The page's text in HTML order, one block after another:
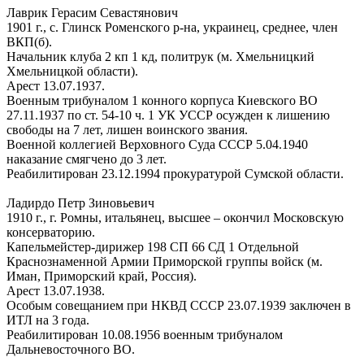
Лаврик Герасим Севастянович
1901 г., с. Глинск Роменского р-на, украинец, среднее, член
ВКП(б).
Начальник клуба 2 кп 1 кд, политрук (м. Хмельницкий
Хмельницкой области).
Арест 13.07.1937.
Военным трибуналом 1 конного корпуса Киевского ВО
27.11.1937 по ст. 54-10 ч. 1 УК УССР осужден к лишению
свободы на 7 лет, лишен воинского звания.
Военной коллегией Верховного Суда СССР 5.04.1940
наказание смягчено до 3 лет.
Реабилитирован 23.12.1994 прокуратурой Сумской области.
Ладирдо Петр Зиновьевич
1910 г., г. Ромны, итальянец, высшее – окончил Московскую
консерваторию.
Капельмейстер-дирижер 198 СП 66 СД 1 Отдельной
Краснознаменной Армии Приморской группы войск (м.
Иман, Приморский край, Россия).
Арест 13.07.1938.
Особым совещанием при НКВД СССР 23.07.1939 заключен в
ИТЛ на 3 года.
Реабилитирован 10.08.1956 военным трибуналом
Дальневосточного ВО.